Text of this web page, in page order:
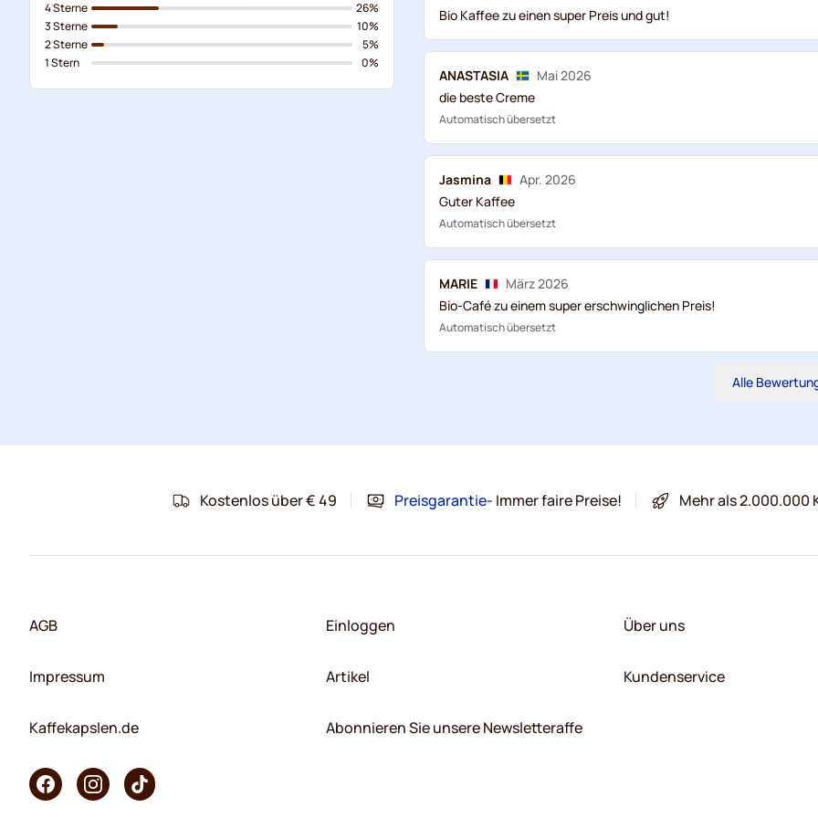
4 Sterne
3 Sterne
2 Sterne
1 Stern
26%
10%
5%
0%
Bio Kaffee zu einen super Preis und gut!
ANASTASIA
Mai 2026
die beste Creme
Automatisch übersetzt
Jasmina
Apr. 2026
Guter Kaffee
Automatisch übersetzt
MARIE
März 2026
Bio-Café zu einem super erschwinglichen Preis!
Automatisch übersetzt
Alle
Kostenlos über € 49 Preisgarantie- Immer faire Preise! Mehr als 2.000.000
AGB
Impressum
Kaffekapslen.de
Einloggen
Artikel
Abonnieren Sie unsere Newsletteraffe
Über uns
Kundenservice